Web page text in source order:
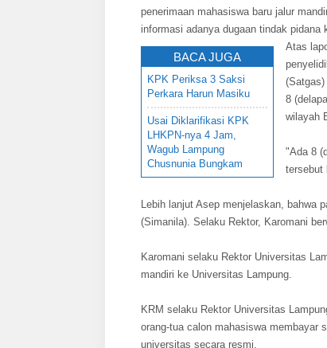
penerimaan mahasiswa baru jalur
informasi adanya dugaan tindak pidana
BACA JUGA
KPK Periksa 3 Saksi
Perkara Harun Masiku
Usai Diklarifikasi KPK
LHKPN-nya 4 Jam,
Wagub Lampung
Chusnunia Bungkam
Atas
8
wilayah
"Ada 8
tersebut
Lebih lanjut Asep menjelaskan, bahwa
(Simanila). Selaku Rektor, Karomani
Karomani selaku Rektor Universitas
mandiri ke Universitas Lampung.
KRM selaku Rektor Universitas
orang-tua calon mahasiswa membayar
universitas secara resmi.